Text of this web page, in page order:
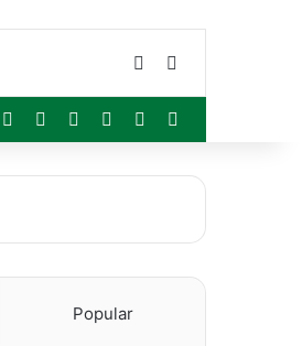
Switch skin
Facebook YouTubeInstagramWhatsApp
Popular